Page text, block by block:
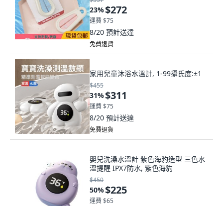
23%$272
運費 $75
8/20 預計送達
免費退貨
家用兒童沐浴水溫計, 1-99攝氏度:±1
$455
31%$311
運費 $75
8/20 預計送達
免費退貨
嬰兒洗澡水溫計 紫色海豹造型 三色水
溫提醒 IPX7防水, 紫色海豹
$450
50%$225
運費 $65